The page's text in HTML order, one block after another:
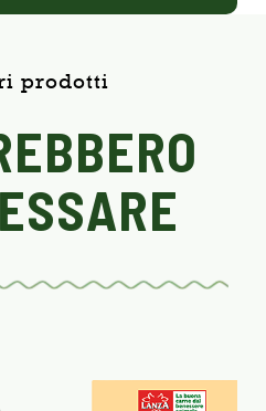
prodotti